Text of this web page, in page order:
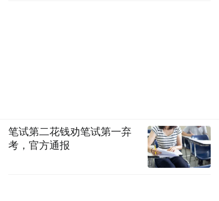
笔试第二花钱劝笔试第一弃
考，官方通报